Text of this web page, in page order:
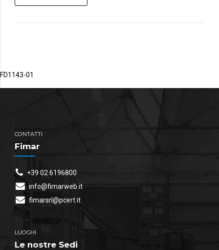
FD1143-01
CONTATTI
Fimar
+39 02 6196800
info@fimarweb.it
fimarsrl@pcert.it
LUOGHI
Le nostre Sedi